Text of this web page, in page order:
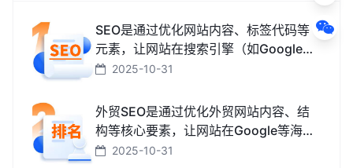
SEO是通过优化网站内容、标签代码等
元素，让网站在搜索引擎（如Google、
百度、搜狗、必应）中排名更靠前，从
2025-10-31
外贸SEO是通过优化外贸网站内容、结
构等核心要素，让网站在Google等海外
搜索引擎中排名靠前，获取海外精准流
2025-10-31